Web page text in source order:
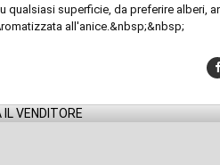
qualsiasi superficie, da preferire alberi,
all'anice.&nbsp;&nbsp;
VENDITORE